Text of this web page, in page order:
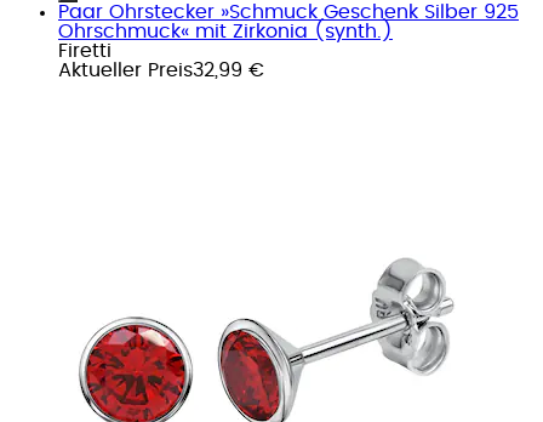
Paar Ohrstecker »Schmuck Geschenk Silber 925
Ohrschmuck« mit Zirkonia (synth.)
Firetti
Aktueller Preis32,99 €